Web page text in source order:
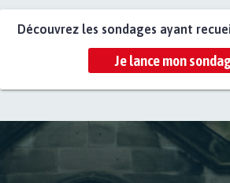
Découvrez les sondages ayant
Je lance mon